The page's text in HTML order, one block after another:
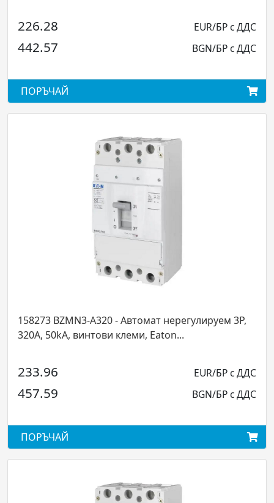
226.28 EUR/БР с ДДС
442.57 BGN/БР с ДДС
ПОРЪЧАЙ
158273 BZMN3-A320 - Автомат нерегулируем 3P,
320А, 50kA, винтови клеми, Eaton...
233.96 EUR/БР с ДДС
457.59 BGN/БР с ДДС
ПОРЪЧАЙ